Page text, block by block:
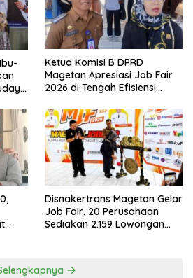
Ketua Komisi B DPRD
Magetan Apresiasi Job Fair
2026 di Tengah Efisiensi
Disnakertrans Magetan Gelar
Job Fair, 20 Perusahaan
Sediakan 2.159 Lowongan